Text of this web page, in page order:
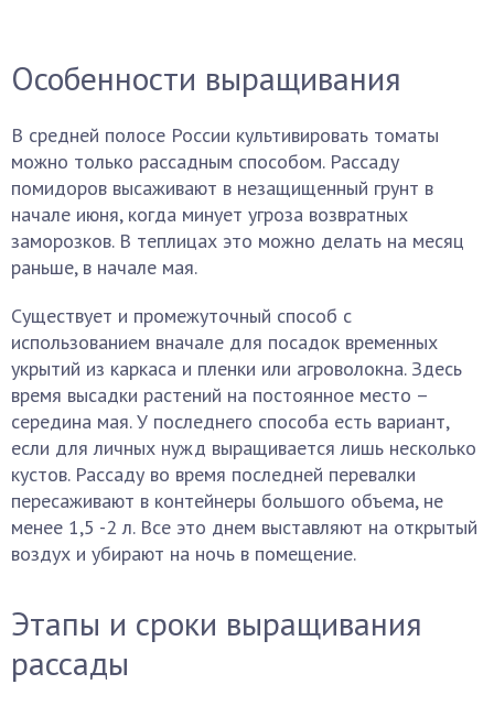
Особенности выращивания
В средней полосе России культивировать томаты
можно только рассадным способом. Рассаду
помидоров высаживают в незащищенный грунт в
начале июня, когда минует угроза возвратных
заморозков. В теплицах это можно делать на месяц
раньше, в начале мая.
Существует и промежуточный способ с
использованием вначале для посадок временных
укрытий из каркаса и пленки или агроволокна. Здесь
время высадки растений на постоянное место –
середина мая. У последнего способа есть вариант,
если для личных нужд выращивается лишь несколько
кустов. Рассаду во время последней перевалки
пересаживают в контейнеры большого объема, не
менее 1,5 -2 л. Все это днем выставляют на открытый
воздух и убирают на ночь в помещение.
Этапы и сроки выращивания
рассады